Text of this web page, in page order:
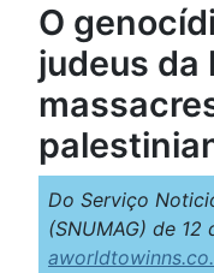
O
judeus da
Do Serviço
(SNUMAG) de